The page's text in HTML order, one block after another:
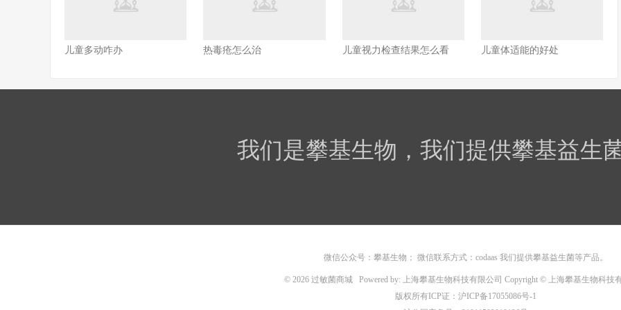
儿童多动咋办 热毒疮怎么治 儿童视力检查结果怎么看 儿童体适能的好处
我们是攀基生物，我们提供攀基益生
微信公众号：攀基生物； 微信联系方式：codaas 我们提供攀基益生菌等产品。
© 2026 过敏菌商城 Powered by: 上海攀基生物科技有限公司 Copyright © 上海攀基生物科技
版权所有ICP证： 沪ICP备17055086号-1